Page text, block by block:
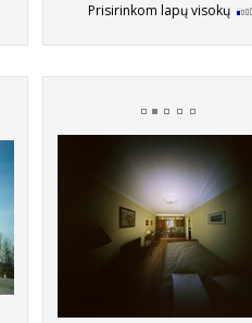
Prisirinkom lapų visokų